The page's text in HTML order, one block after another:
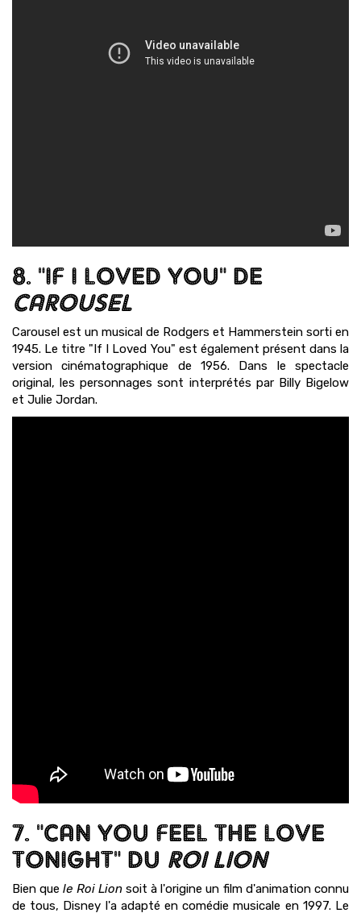
8. "IF I LOVED YOU" DE
CAROUSEL
Carousel est un musical de Rodgers et Hammerstein sorti en
1945. Le titre "If I Loved You" est également présent dans la
version cinématographique de 1956. Dans le spectacle
original, les personnages sont interprétés par Billy Bigelow
et Julie Jordan.
7. "CAN YOU FEEL THE LOVE
TONIGHT" DU ROI LION
Bien quele Roi Lionsoit à l'origine un film d'animation connu
de tous, Disney l'a adapté en comédie musicale en 1997. Le